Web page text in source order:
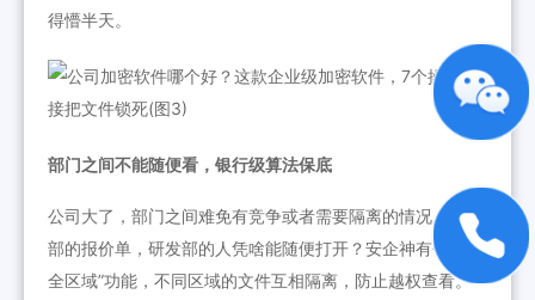
得懵半天。
部门之间不能随便看，银行级算法保底
公司大了，部门之间难免有竞争或者需要隔离的情况。销售
部的报价单，研发部的人凭啥能随便打开？安企神有个“安
全区域”功能，不同区域的文件互相隔离，防止越权查看。